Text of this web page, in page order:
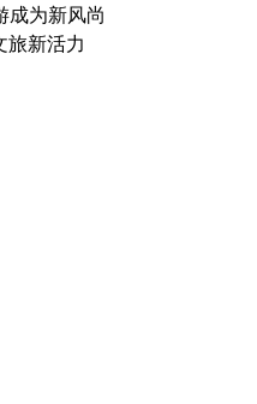
成为新风尚
旅新活力